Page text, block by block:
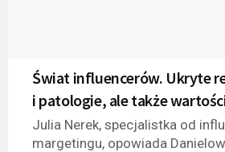
Świat influencerów. Ukryte
i patologie, ale także
Julia Nerek, specjalistka od
margetingu, opowiada